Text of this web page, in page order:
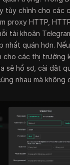
tùy chỉnh cho các
proxy HTTP,
tài khoản
nhất quán hơn.
cho các thị trường
sẻ hồ sơ, cài đặt
nhau mà không